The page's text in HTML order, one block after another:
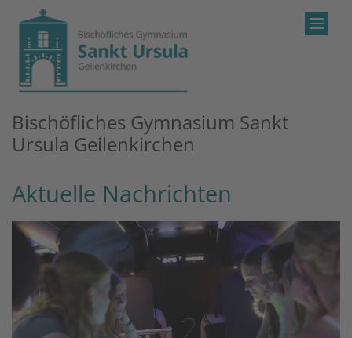
Zum Inhalt springen
Bischöfliches Gymnasium Sankt
Ursula Geilenkirchen
Aktuelle Nachrichten